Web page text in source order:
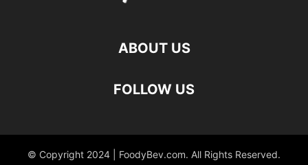
ABOUT US
FOLLOW US
© Copyright 2024 | FoodyBev.com. All Rights Reserved.